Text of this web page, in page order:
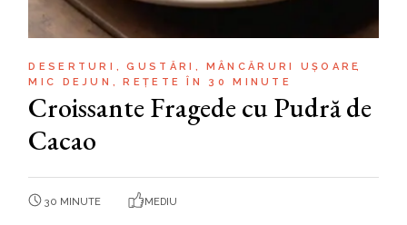
DESERTURI GUSTĂRI
MÂNCĂRURI UȘOARE
MIC DEJUN
REȚETE ÎN 30 MINUTE
Croissante Fragede cu Pudră de
Cacao
30 MINUTE MEDIU